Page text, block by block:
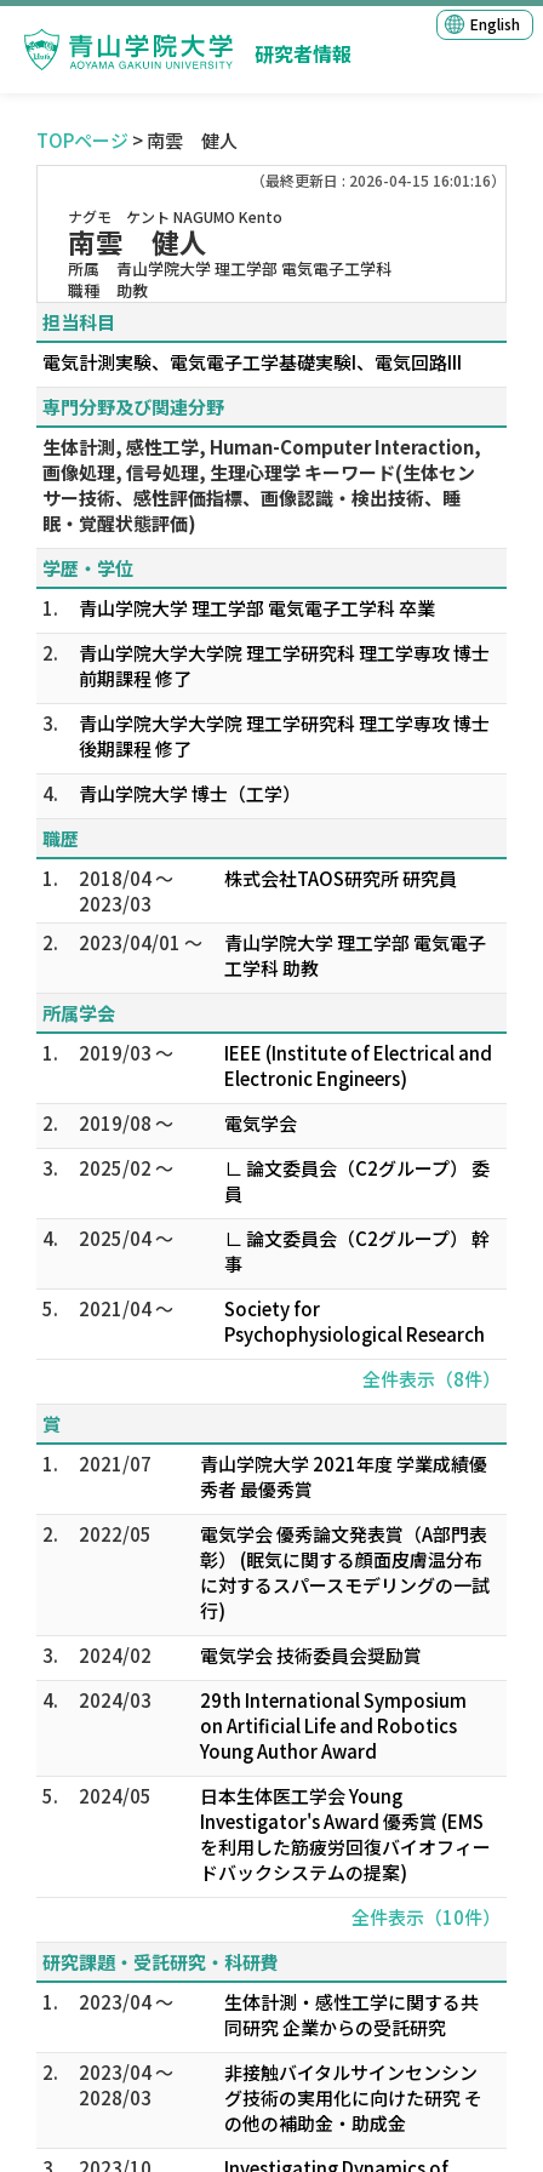
研究者情報
English
TOPページ > 南雲 健人
（最終更新日 : 2026-04-15 16:01:16）
ナグモ ケント NAGUMO Kento
南雲 健人
所属
青山学院大学 理工学部 電気電子工学科
職種
助教
担当科目
電気計測実験、電気電子工学基礎実験I、電気回路III
専門分野及び関連分野
生体計測, 感性工学, Human-Computer Interaction,
画像処理, 信号処理, 生理心理学 キーワード(生体セン
サー技術、感性評価指標、画像認識・検出技術、睡
眠・覚醒状態評価)
学歴・学位
1.
青山学院大学 理工学部 電気電子工学科 卒業
2.
青山学院大学大学院 理工学研究科 理工学専攻 博士
前期課程 修了
3.
青山学院大学大学院 理工学研究科 理工学専攻 博士
後期課程 修了
4.
青山学院大学 博士（工学）
職歴
1.
2018/04 ～
2023/03
株式会社TAOS研究所 研究員
2. 2023/04/01 ～
青山学院大学 理工学部 電気電子
工学科 助教
所属学会
1.
2019/03 ～
IEEE (Institute of Electrical and
Electronic Engineers)
2.
2019/08 ～
電気学会
3.
2025/02 ～
∟ 論文委員会（C2グループ） 委
員
4.
2025/04 ～
∟ 論文委員会（C2グループ） 幹
事
5.
2021/04 ～
Society for
Psychophysiological Research
全件表示（8件）
賞
1.
2021/07
青山学院大学 2021年度 学業成績優
秀者 最優秀賞
2.
2022/05
電気学会 優秀論文発表賞（A部門表
彰） (眠気に関する顔面皮膚温分布
に対するスパースモデリングの一試
行)
3.
2024/02
電気学会 技術委員会奨励賞
4.
2024/03
29th International Symposium
on Artificial Life and Robotics
Young Author Award
5.
2024/05
日本生体医工学会 Young
Investigator's Award 優秀賞 (EMS
を利用した筋疲労回復バイオフィー
ドバックシステムの提案)
全件表示（10件）
研究課題・受託研究・科研費
1.
2023/04 ～
生体計測・感性工学に関する共
同研究 企業からの受託研究
2.
2023/04 ～
2028/03
非接触バイタルサインセンシン
グ技術の実用化に向けた研究 そ
の他の補助金・助成金